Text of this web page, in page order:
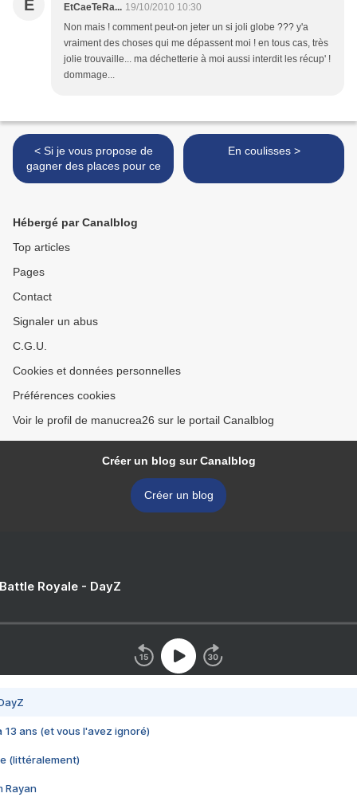
E EtCaeTeRa... 19/10/2010 10:30
Non mais ! comment peut-on jeter un si joli globe ??? y'a
vraiment des choses qui me dépassent moi ! en tous cas, très
jolie trouvaille... ma déchetterie à moi aussi interdit les récup' !
dommage...
< Si je vous propose de
gagner des places pour ce
En coulisses >
Hébergé par Canalblog
Top articles
Pages
Contact
Signaler un abus
C.G.U.
Cookies et données personnelles
Préférences cookies
Voir le profil de manucrea26 sur le portail Canalblog
Créer un blog sur Canalblog
Créer un blog
Royale - DayZ
13 ans (et vous l'avez ignoré)
(littéralement)
Rayan